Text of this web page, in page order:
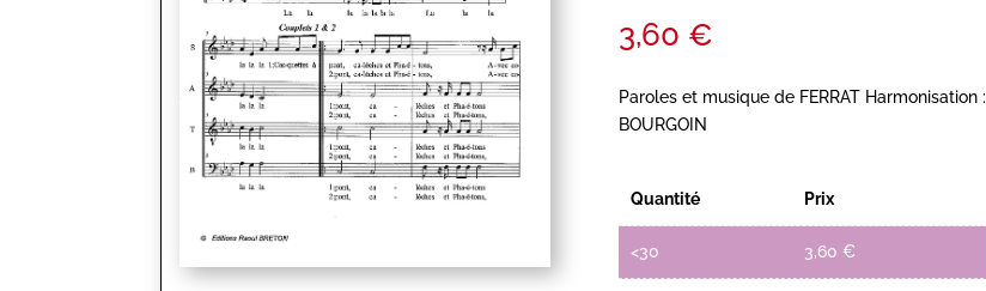
3,60 €
Paroles et musique de FERRAT Harmonisation :
BOURGOIN
Quantité Prix
<30 3,60 €